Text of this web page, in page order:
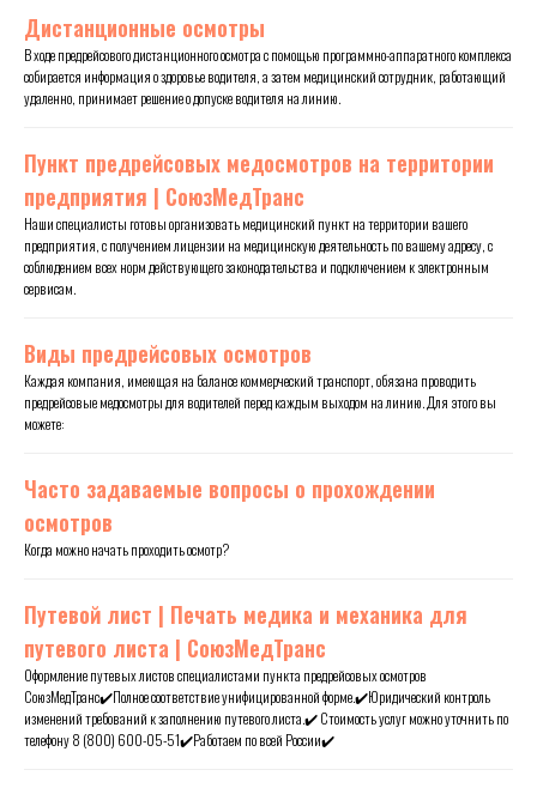
Дистанционные осмотры
В ходе предрейсового дистанционного осмотра с помощью программно-аппаратного комплекса
собирается информация о здоровье водителя, а затем медицинский сотрудник, работающий
удаленно, принимает решение о допуске водителя на линию.
Пункт предрейсовых медосмотров на территории
предприятия | СоюзМедТранс
Наши специалисты готовы организовать медицинский пункт на территории вашего
предприятия, с получением лицензии на медицинскую деятельность по вашему адресу, с
соблюдением всех норм действующего законодательства и подключением к электронным
сервисам.
Виды предрейсовых осмотров
Каждая компания, имеющая на балансе коммерческий транспорт, обязана проводить
предрейсовые медосмотры для водителей перед каждым выходом на линию. Для этого вы
можете:
Часто задаваемые вопросы о прохождении
осмотров
Когда можно начать проходить осмотр?
Путевой лист | Печать медика и механика для
путевого листа | СоюзМедТранс
Оформление путевых листов специалистами пункта предрейсовых осмотров
СоюзМедТранс✔️Полное соответствие унифицированной форме.✔️Юридический контроль
изменений требований к заполнению путевого листа.✔️ Стоимость услуг можно уточнить по
телефону 8 (800) 600-05-51✔️Работаем по всей России✔️